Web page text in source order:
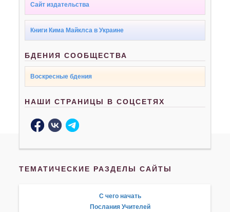
Сайт издательства
Книги Кима Майклса в Украине
БДЕНИЯ СООБЩЕСТВА
Воскресные бдения
НАШИ СТРАНИЦЫ В СОЦСЕТЯХ
ТЕМАТИЧЕСКИЕ РАЗДЕЛЫ САЙТЫ
С чего начать
Послания Учителей